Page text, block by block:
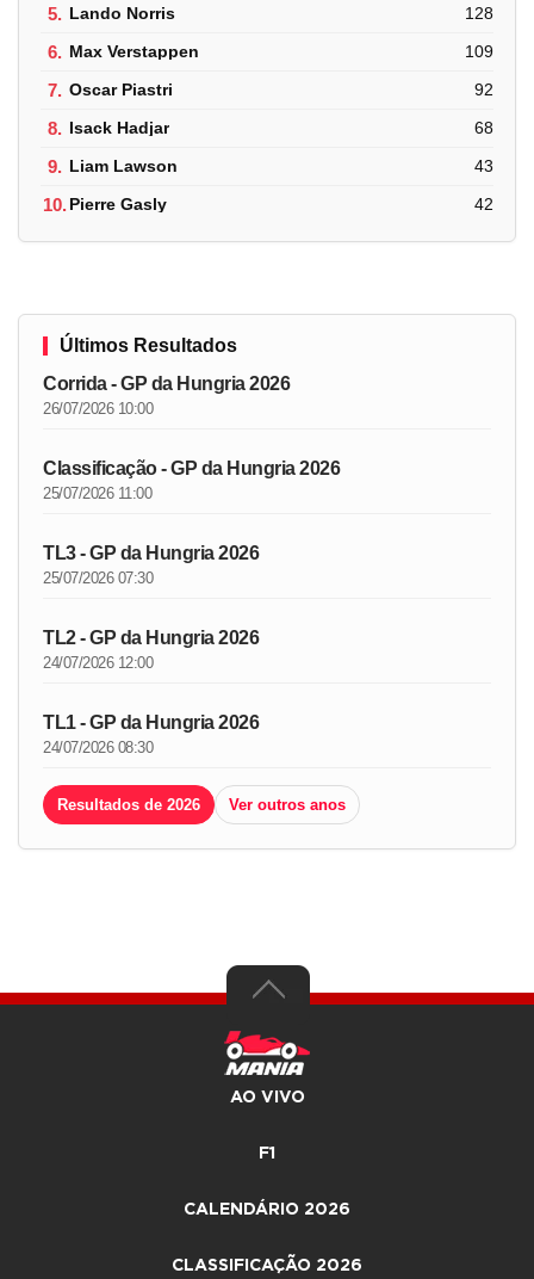
5. Lando Norris 128
6. Max Verstappen 109
7. Oscar Piastri 92
8. Isack Hadjar 68
9. Liam Lawson 43
10.Pierre Gasly 42
Últimos Resultados
Corrida - GP da Hungria 2026
26/07/2026 10:00
Classificação - GP da Hungria 2026
25/07/2026 11:00
TL3 - GP da Hungria 2026
25/07/2026 07:30
TL2 - GP da Hungria 2026
24/07/2026 12:00
TL1 - GP da Hungria 2026
24/07/2026 08:30
Resultados de 2026 Ver outros anos
AO VIVO
F1
CALENDÁRIO 2026
CLASSIFICAÇÃO 2026